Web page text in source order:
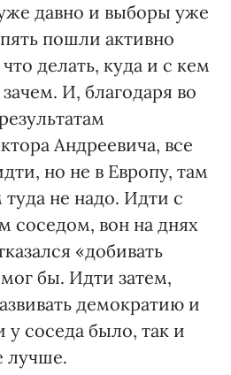
давно и выборы уже
пошли активно
делать, куда и с кем
И, благодаря во
Андреевича, все
но не в Европу, там
не надо. Идти с
соседом, вон на днях
«добивать
бы. Идти затем,
демократию и
у соседа было, так и
лучше.